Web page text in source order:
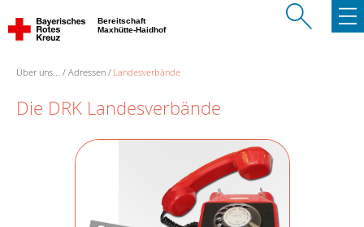
Bereitschaft
Maxhütte-Haidhof
Über uns... Adressen Landesverbände
Die DRK Landesverbände